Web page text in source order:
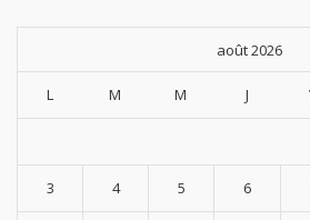
août 2026
L M M J
3 4 5 6